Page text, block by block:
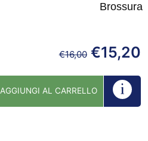
Brossura
€16,00 €15,20
AGGIUNGI AL CARRELLO